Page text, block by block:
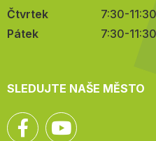
Čtvrtek
7:30-
Pátek
7:30-11:30
SLEDUJTE NAŠE MĚSTO
Facebook